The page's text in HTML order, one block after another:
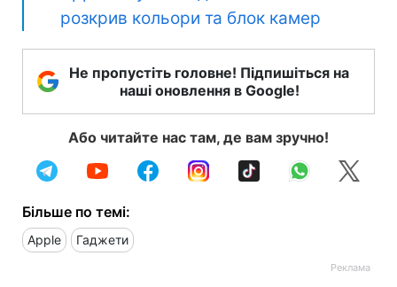
розкрив кольори та блок камер
Не пропустіть головне! Підпишіться на
наші оновлення в Google!
Або читайте нас там, де вам зручно!
Більше по темі:
Apple Гаджети